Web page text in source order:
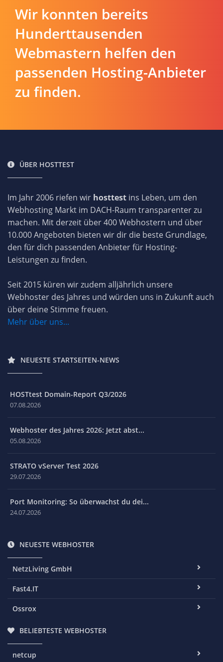
Wir konnten bereits
Hunderttausenden
Webmastern helfen den
passenden Hosting-Anbieter
zu finden.
ÜBER HOSTTEST
Im Jahr 2006 riefen wir hosttest ins Leben, um den
Webhosting Markt im DACH-Raum transparenter zu
machen. Mit derzeit über 400 Webhostern und über
10.000 Angeboten bieten wir dir die beste Grundlage,
den für dich passenden Anbieter für Hosting-
Leistungen zu finden.
Seit 2015 küren wir zudem alljährlich unsere
Webhoster des Jahres und würden uns in Zukunft auch
über deine Stimme freuen.
Mehr über uns...
NEUESTE STARTSEITEN-NEWS
HOSTtest Domain-Report Q3/2026
07.08.2026
Webhoster des Jahres 2026: Jetzt abst...
05.08.2026
STRATO vServer Test 2026
29.07.2026
Port Monitoring: So überwachst du dei...
24.07.2026
NEUESTE WEBHOSTER
NetzLiving GmbH
Fast4.IT
Ossrox
BELIEBTESTE WEBHOSTER
netcup